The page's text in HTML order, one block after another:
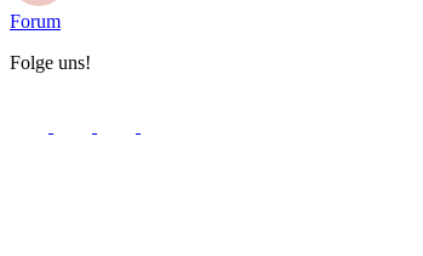
Forum
Folge uns!